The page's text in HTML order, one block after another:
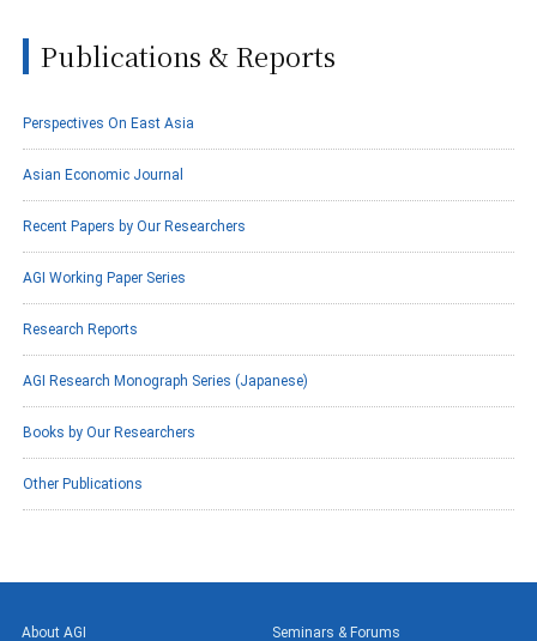
Publications & Reports
Perspectives On East Asia
Asian Economic Journal
Recent Papers by Our Researchers
AGI Working Paper Series
Research Reports
AGI Research Monograph Series (Japanese)
Books by Our Researchers
Other Publications
About AGI Seminars & Forums